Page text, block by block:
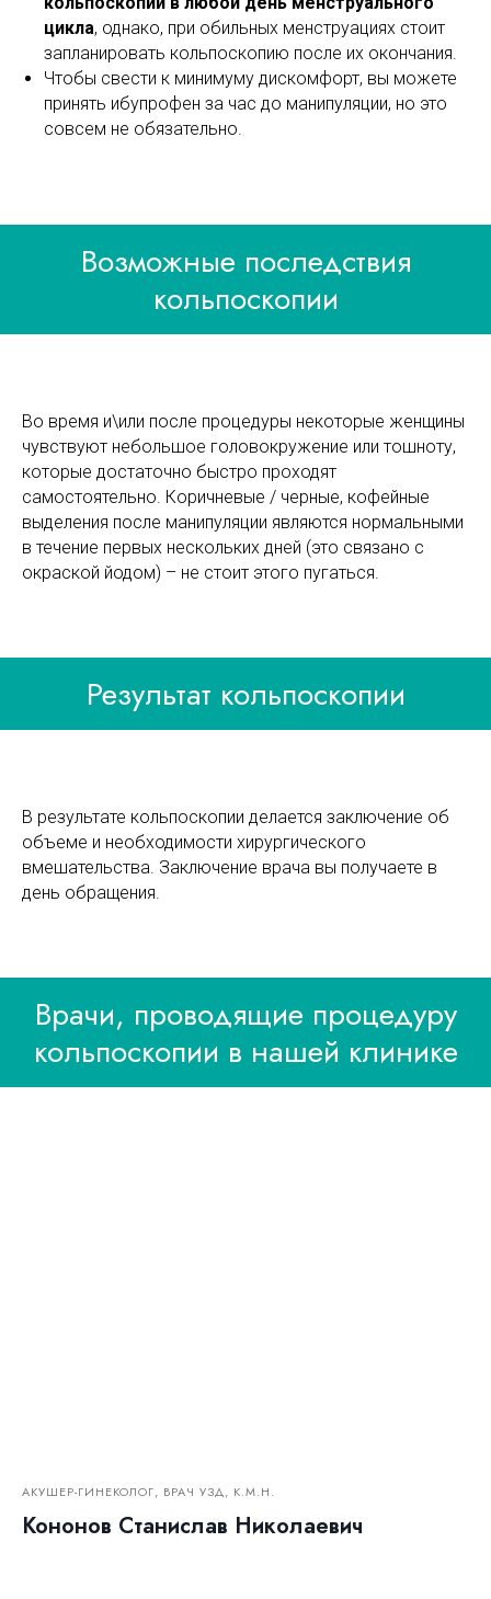
цикла, однако, при обильных менструациях стоит
запланировать кольпоскопию после их окончания.
Чтобы свести к минимуму дискомфорт, вы можете
принять ибупрофен за час до манипуляции, но это
совсем не обязательно.
Возможные последствия
кольпоскопии
Во время и\или после процедуры некоторые женщины
чувствуют небольшое головокружение или тошноту,
которые достаточно быстро проходят
самостоятельно. Коричневые / черные, кофейные
выделения после манипуляции являются нормальными
в течение первых нескольких дней (это связано с
окраской йодом) – не стоит этого пугаться.
Результат кольпоскопии
В результате кольпоскопии делается заключение об
объеме и необходимости хирургического
вмешательства. Заключение врача вы получаете в
день обращения.
Врачи, проводящие процедуру
кольпоскопии в нашей клинике
АКУШЕР-ГИНЕКОЛОГ, ВРАЧ УЗД, К.М.Н.
Кононов Станислав Николаевич